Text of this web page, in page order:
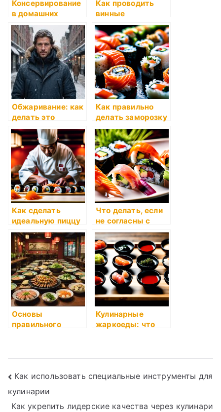
Консервирование
в домашних
условиях: как не
ошибиться
Как проводить
винные
дегустации в
домашних
условиях
Обжаривание: как
делать это
правильно
Как правильно
делать заморозку
продуктов
Как сделать
идеальную пиццу
Что делать, если
не согласны с
оценкой качества
суши?
Основы
правильного
Кулинарные
жаркоеды: что
Навигация
по
Как использовать специальные инструменты для
кулинарии
Как укрепить лидерские качества через кулинари